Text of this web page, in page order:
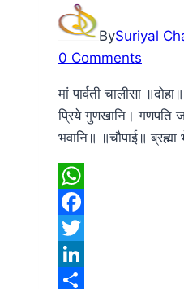
BySuriyal
0 Comments
मां पार्वती चालीसा
प्रिये गुणखानि। गणपति
भवानि॥ ॥चौपाई॥
WhatsApp
Facebook
Twitter
LinkedIn